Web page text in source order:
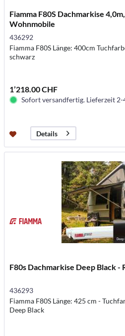
Fiamma F80S Dachmarkise
Wohnmobile
436292
Fiamma F80S Länge: 400cm
schwarz
1’218.00 CHF
Sofort versandfertig. Lieferzeit 2-
Details
F80s Dachmarkise Deep Black -
436293
Fiamma F80S Länge: 425 cm -
Deep Black